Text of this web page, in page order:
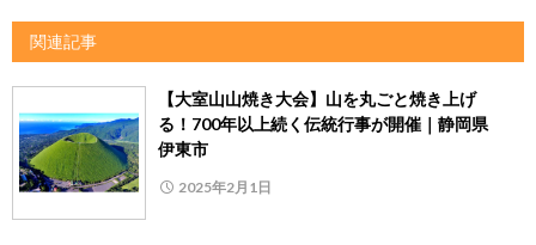
関連記事
【大室山山焼き大会】山を丸ごと焼き上げ
る！700年以上続く伝統行事が開催｜静岡県
伊東市
2025年2月1日